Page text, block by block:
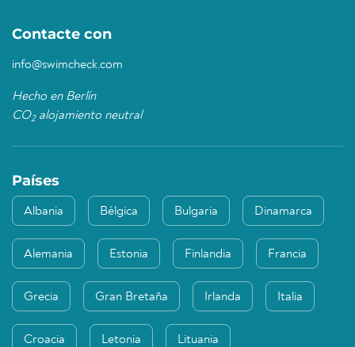
Contacte con
info@swimcheck.com
Hecho en Berlín
CO2alojamiento neutral
Países
Albania Bélgica Bulgaria Dinamarca
Alemania Estonia Finlandia Francia
Grecia Gran Bretaña Irlanda Italia
Croacia Letonia Lituania